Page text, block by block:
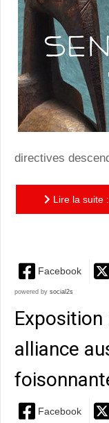
directives
Lire la suite
Facebook
powered by social2s
Exposition
alliance
Facebook